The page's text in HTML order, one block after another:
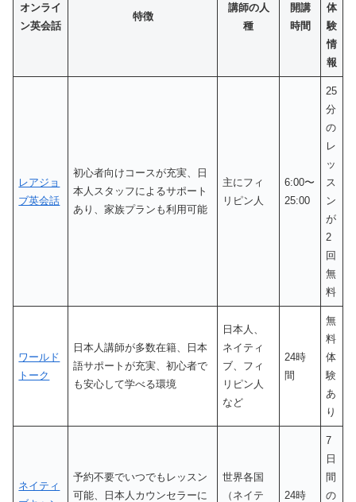
オンライ
ン英会話
特徴
講師の人
種
開講
時間
体
験
情
報
レアジョ
ブ英会話
初心者向けコースが充実、日
本人スタッフによるサポート
あり、家族プランも利用可能
主にフィ
リピン人
6:00〜
25:00
25
分
の
レ
ッ
ス
ン
が
2
回
無
料
ワールド
トーク
日本人講師が多数在籍、日本
語サポートが充実、初心者で
も安心して学べる環境
日本人、
ネイティ
ブ、フィ
リピン人
など
24時
間
無
料
体
験
あ
り
ネイティ
予約不要でいつでもレッスン
可能、日本人カウンセラーに
世界各国
（ネイテ
24時
7
日
間
の